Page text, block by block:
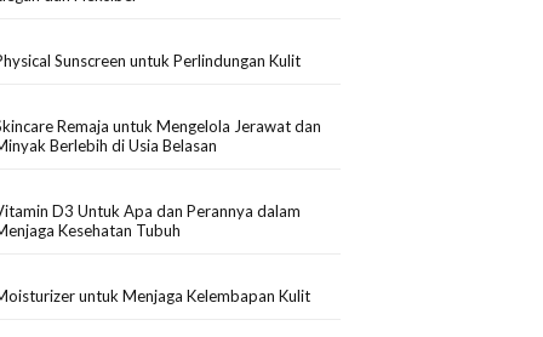
Sunscreen untuk Perlindungan Kulit
Remaja untuk Mengelola Jerawat dan
Berlebih di Usia Belasan
D3 Untuk Apa dan Perannya dalam
Kesehatan Tubuh
untuk Menjaga Kelembapan Kulit